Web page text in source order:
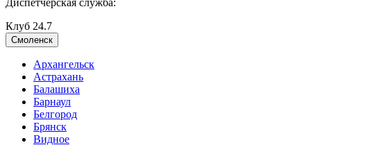
Диспетчерская служба:
Клуб 24.7
Смоленск
Архангельск
Астрахань
Балашиха
Барнаул
Белгород
Брянск
Видное